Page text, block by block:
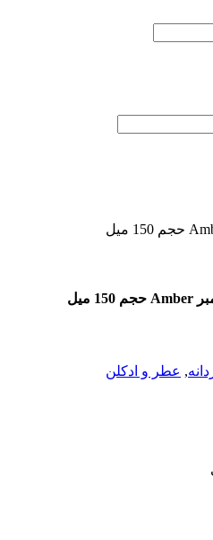
عطر و ادکلن